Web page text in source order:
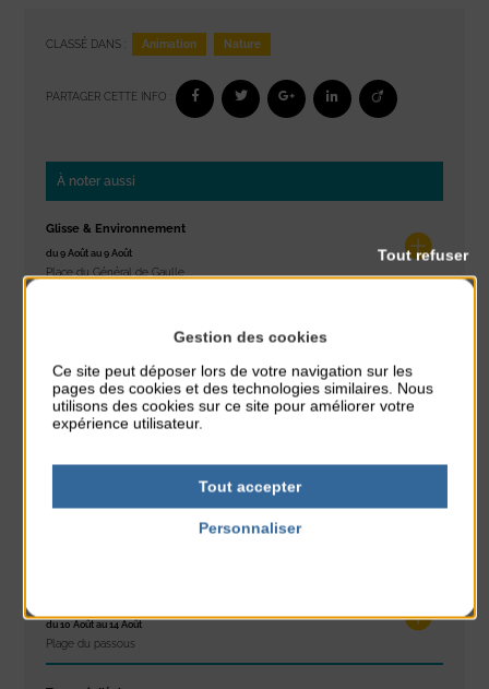
CLASSÉ DANS : Animation Nature
PARTAGER CETTE INFO :
À noter aussi
Glisse & Environnement
du 9 Août au 9 Août
Place du Général de Gaulle
Place du Général de Gaulle
Exposition « Itinéraires »
Réveil musculaire
du 10 Août au 14 Août
Plage du passous
Gestion des cookies
Ce site peut déposer lors de votre navigation sur les
pages des cookies et des technologies similaires. Nous
utilisons des cookies sur ce site pour améliorer votre
expérience utilisateur.
Tout accepter
Tout refuser
Personnaliser